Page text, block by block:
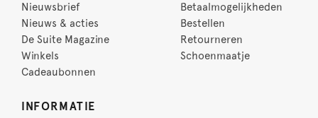
Nieuwsbrief
Nieuws & acties
De Suite Magazine
Winkels
Cadeaubonnen
Betaalmogelijkheden
Bestellen
Retourneren
Schoenmaatje
INFORMATIE